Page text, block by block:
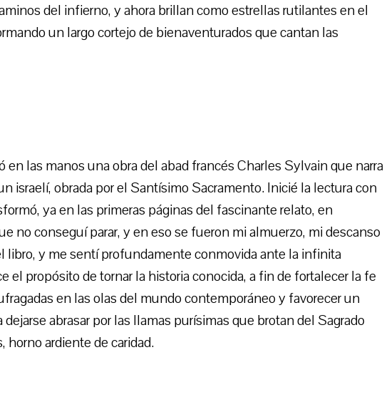
del infierno, y ahora brillan como estrellas rutilantes en el
un largo cortejo de bienaventurados que cantan las
en las manos una obra del abad francés Charles Sylvain que narra
israelí, obrada por el Santísimo Sacramento. Inicié la lectura con
ya en las primeras páginas del fascinante relato, en
no conseguí parar, y en eso se fueron mi almuerzo, mi descanso
libro, y me sentí profundamente conmovida ante la infinita
el propósito de tornar la historia conocida, a fin de fortalecer la fe
en las olas del mundo contemporáneo y favorecer un
abrasar por las llamas purísimas que brotan del Sagrado
horno ardiente de caridad.